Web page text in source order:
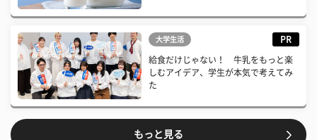
大学生活 PR
給食だけじゃない！ 牛乳をもっと楽
しむアイデア、学生が本気で考えてみ
た
もっと見る